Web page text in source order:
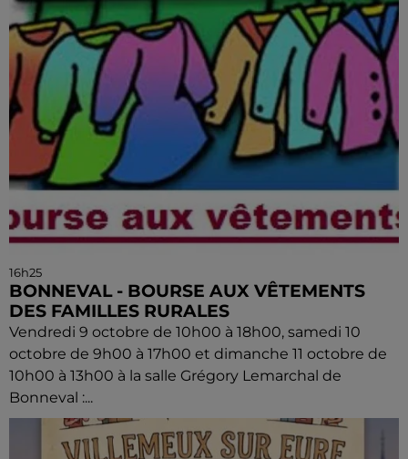
16h25
BONNEVAL - BOURSE AUX VÊTEMENTS
DES FAMILLES RURALES
Vendredi 9 octobre de 10h00 à 18h00, samedi 10
octobre de 9h00 à 17h00 et dimanche 11 octobre de
10h00 à 13h00 à la salle Grégory Lemarchal de
Bonneval :...